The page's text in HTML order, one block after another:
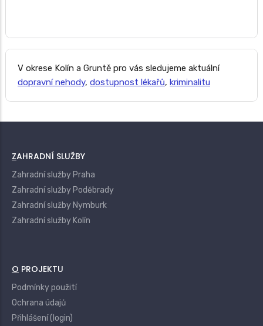
V okrese Kolín a Gruntě pro vás sledujeme aktuální
dopravní nehody, dostupnost lékařů, kriminalitu
ZAHRADNÍ SLUŽBY
Zahradní služby Praha
Zahradní služby Poděbrady
Zahradní služby Nymburk
Zahradní služby Kolín
O PROJEKTU
Podmínky použití
Ochrana údajů
Přihlášení (login)